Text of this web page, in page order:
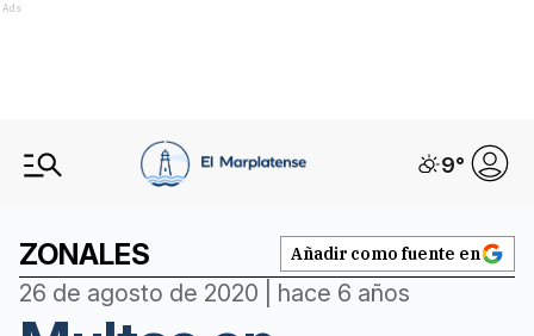
Ads
9°
ZONALES Añadir como fuente en
26 de agosto de 2020 | hace 6 años